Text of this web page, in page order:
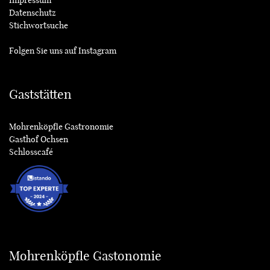
Datenschutz
Stichwortsuche
Folgen Sie uns aufInstagram
Gaststätten
Mohrenköpfle Gastronomie
Gasthof Ochsen
Schlosscafé
Mohrenköpfle Gastonomie